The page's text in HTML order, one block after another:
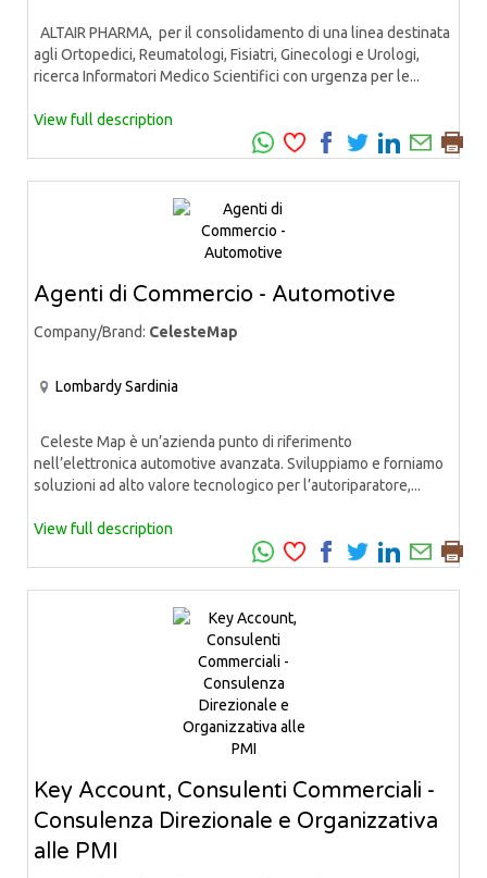
ALTAIR PHARMA, per il consolidamento di una linea destinata
agli Ortopedici, Reumatologi, Fisiatri, Ginecologi e Urologi,
ricerca Informatori Medico Scientifici con urgenza per le...
View full description
Agenti di Commercio - Automotive
Company/Brand: CelesteMap
LombardySardinia
Celeste Map è un’azienda punto di riferimento
nell’elettronica automotive avanzata. Sviluppiamo e forniamo
soluzioni ad alto valore tecnologico per l’autoriparatore,...
View full description
Key Account, Consulenti Commerciali -
Consulenza Direzionale e Organizzativa
alle PMI